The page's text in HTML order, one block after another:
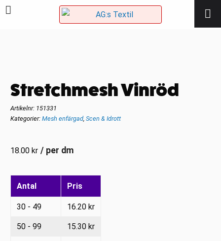
Stretchmesh Vinröd
Artikelnr: 151331
Kategorier:Mesh enfärgad,Scen & Idrott
18.00kr / per dm
Antal Pris
30 - 49 16.20kr
50 - 99 15.30kr